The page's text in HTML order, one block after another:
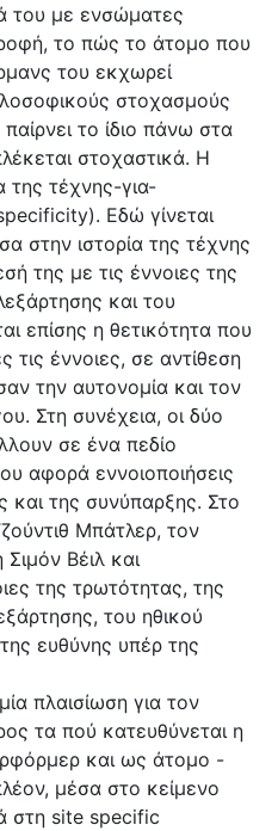
του με ενσώματες
το πώς το άτομο που
του εκχωρεί
στοχασμούς
το ίδιο πάνω στα
στοχαστικά. Η
της τέχνης-για-
Εδώ γίνεται
στην ιστορία της τέχνης
της με τις έννοιες της
και του
επίσης η θετικότητα που
τις έννοιες, σε αντίθεση
την αυτονομία και τον
Στη συνέχεια, οι δύο
σε ένα πεδίο
αφορά εννοιοποιήσεις
της συνύπαρξης. Στο
Μπάτλερ, τον
Βέιλ και
της τρωτότητας, της
του ηθικού
ευθύνης υπέρ της
πλαισίωση για τον
τα πού κατευθύνεται η
και ως άτομο -
μέσα στο κείμενο
στη site specific